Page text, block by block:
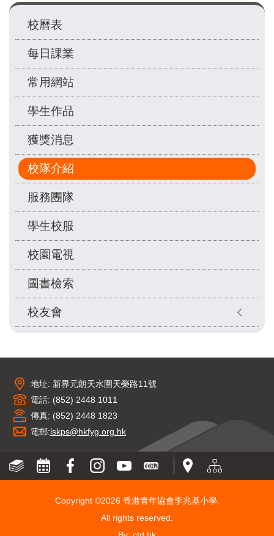
Main
navigation
校曆表
每日課業
常用網站
學生作品
獲獎消息
校隊介紹
服務團隊
學生校服
校園電視
圖書檢索
校友會
地址: 新界元朗天水圍天榮路11號
電話: (852) 2448 1011
傳真: (852) 2448 1823
電郵:lskps@hkfyg.org.hk
Copyright ©2026 香港青年協會李兆基小學.
All rights reserved.